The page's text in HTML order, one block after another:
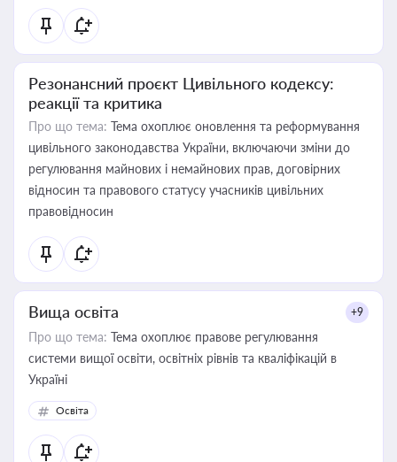
Резонансний проєкт Цивільного кодексу:
реакції та критика
Про що тема: Тема охоплює оновлення та реформування
цивільного законодавства України, включаючи зміни до
регулювання майнових і немайнових прав, договірних
відносин та правового статусу учасників цивільних
правовідносин
Вища освіта +9
Про що тема: Тема охоплює правове регулювання
системи вищої освіти, освітніх рівнів та кваліфікацій в
Україні
Освіта